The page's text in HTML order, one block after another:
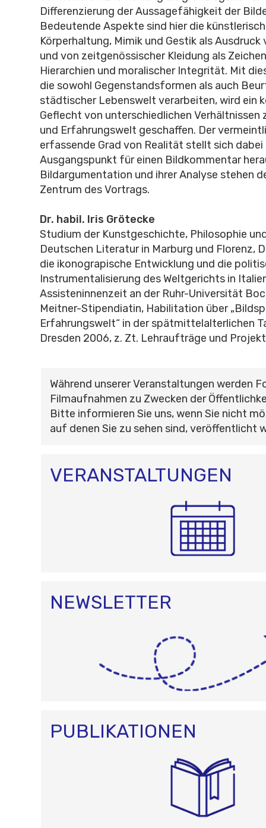
Differenzierung der Aussagefähigkeit der
Bedeutende Aspekte sind hier die
Körperhaltung, Mimik und Gestik als Ausdruck
und von zeitgenössischer Kleidung als
Hierarchien und moralischer Integrität. Mit
die sowohl Gegenstandsformen als auch
städtischer Lebenswelt verarbeiten, wird ein
Geflecht von unterschiedlichen Verhältnissen
und Erfahrungswelt geschaffen. Der
erfassende Grad von Realität stellt sich dabei
Ausgangspunkt für einen Bildkommentar
Bildargumentation und ihrer Analyse stehen
Zentrum des Vortrags.
Dr. habil. Iris Grötecke
Studium der Kunstgeschichte, Philosophie
Deutschen Literatur in Marburg und Florenz,
die ikonograpische Entwicklung und die
Instrumentalisierung des Weltgerichts in
Assisteninnenzeit an der Ruhr-Universität
Meitner-Stipendiatin, Habilitation über
Erfahrungswelt“ in der spätmittelalterlichen
Dresden 2006, z. Zt. Lehraufträge und
Während unserer Veranstaltungen werden
Filmaufnahmen zu Zwecken der
Bitte informieren Sie uns, wenn Sie nicht
auf denen Sie zu sehen sind, veröffentlicht
VERANSTALTUNGEN
NEWSLETTER
PUBLIKATIONEN